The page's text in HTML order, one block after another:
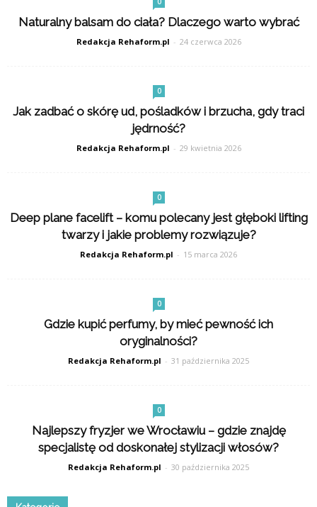
Naturalny balsam do ciała? Dlaczego warto wybrać
Redakcja Rehaform.pl - 24 czerwca 2026
0
Jak zadbać o skórę ud, pośladków i brzucha, gdy traci
jędrność?
Redakcja Rehaform.pl - 29 kwietnia 2026
0
Deep plane facelift – komu polecany jest głęboki lifting
twarzy i jakie problemy rozwiązuje?
Redakcja Rehaform.pl - 15 marca 2026
0
Gdzie kupić perfumy, by mieć pewność ich
oryginalności?
Redakcja Rehaform.pl - 31 października 2025
0
Najlepszy fryzjer we Wrocławiu – gdzie znajdę
specjalistę od doskonałej stylizacji włosów?
Redakcja Rehaform.pl - 30 października 2025